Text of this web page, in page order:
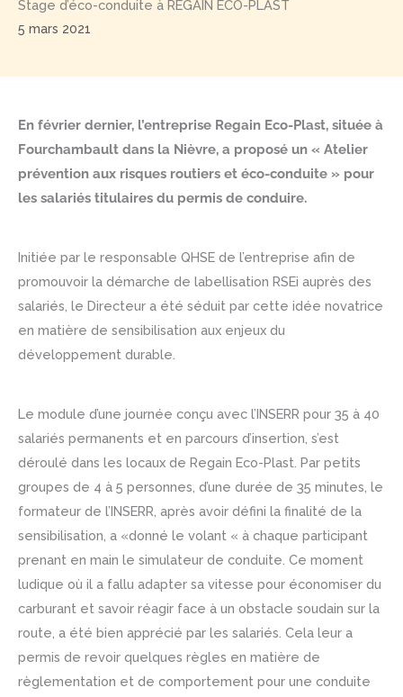
Stage d’éco-conduite à REGAIN ECO-PLAST
5 mars 2021
En février dernier, l’entreprise Regain Eco-Plast, située à
Fourchambault dans la Nièvre, a proposé un « Atelier
prévention aux risques routiers et éco-conduite » pour
les salariés titulaires du permis de conduire.
Initiée par le responsable QHSE de l’entreprise afin de
promouvoir la démarche de labellisation RSEi auprès des
salariés, le Directeur a été séduit par cette idée novatrice
en matière de sensibilisation aux enjeux du
développement durable.
Le module d’une journée conçu avec l’INSERR pour 35 à 40
salariés permanents et en parcours d’insertion, s’est
déroulé dans les locaux de Regain Eco-Plast. Par petits
groupes de 4 à 5 personnes, d’une durée de 35 minutes, le
formateur de l’INSERR, après avoir défini la finalité de la
sensibilisation, a «donné le volant « à chaque participant
prenant en main le simulateur de conduite. Ce moment
ludique où il a fallu adapter sa vitesse pour économiser du
carburant et savoir réagir face à un obstacle soudain sur la
route, a été bien apprécié par les salariés. Cela leur a
permis de revoir quelques règles en matière de
règlementation et de comportement pour une conduite